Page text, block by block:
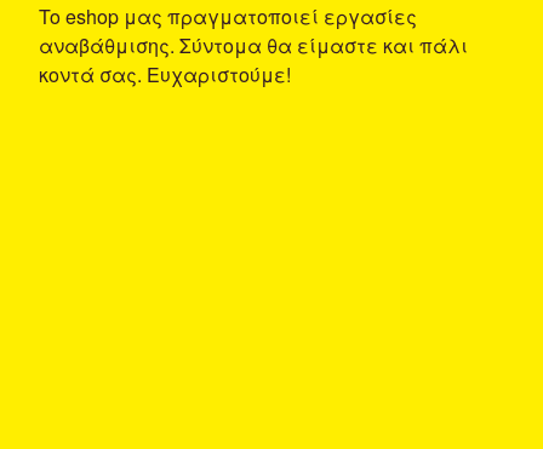
To eshop μας πραγματοποιεί εργασίες
αναβάθμισης. Σύντομα θα είμαστε και πάλι
κοντά σας. Ευχαριστούμε!